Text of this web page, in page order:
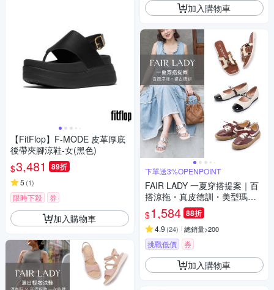
【FitFlop】F-MODE 皮革厚底
後帶夾腳涼鞋-女(黑色)
$3,481 89折
5 (1)
限時下殺 券
加入購物車
加入購物車
下單送3%OPENPOINT
FAIR LADY 一夏穿搭提案｜百
搭涼拖・真皮德訓・美型瑪莉
珍 多款 均一價
$1,584 88折
4.9 (24) 總銷量>200
挑戰低價 券
加入購物車